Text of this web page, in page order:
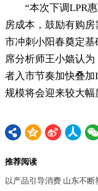
“本次下调LPR惠
房成本，鼓励有购
市冲刺小阳春奠定
席分析师王小嫱认
者入市节奏加快叠加
规模将会迎来较大
推荐阅读
以产品引导消费 山东不